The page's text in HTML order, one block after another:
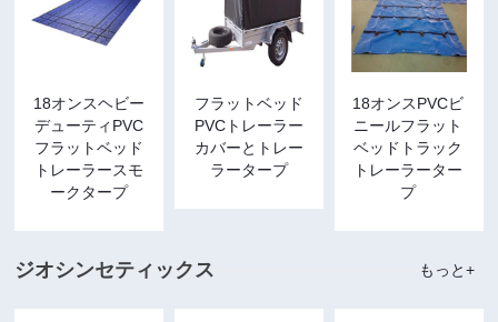
18オンスヘビー
デューティPVC
フラットベッド
トレーラースモ
ークタープ
フラットベッド
PVCトレーラー
カバーとトレー
ラータープ
18オンスPVCビ
ニールフラット
ベッドトラック
トレーラーター
プ
ジオシンセティックス もっと+